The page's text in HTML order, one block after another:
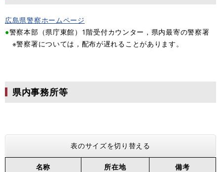
広島県警察ホームページ
●警察本部（県庁東館）1階受付カウンター，県内最寄の警察署
※警察署については，配布が遅れることがあります。
県内事務所等
表のサイズを切り替える
名称 所在地 備考